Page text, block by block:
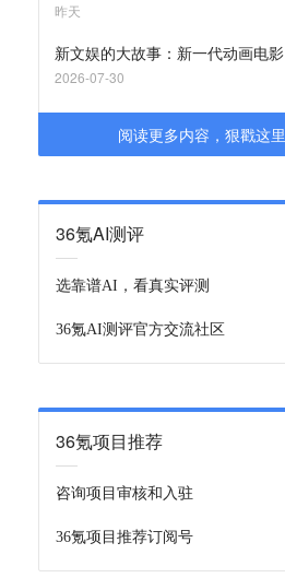
昨天
新文娱的大故事：新一代动画电影
2026-07-30
阅读更多内容，狠戳这里
36氪AI测评
选靠谱AI，看真实评测
36氪AI测评官方交流社区
36氪项目推荐
咨询项目审核和入驻
36氪项目推荐订阅号